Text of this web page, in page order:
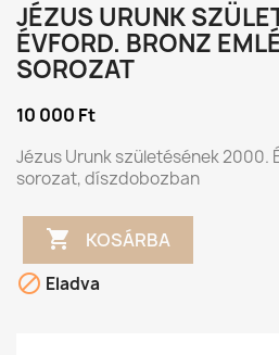
JÉZUS URUNK
ÉVFORD. BRONZ
SOROZAT
10 000 Ft
Jézus Urunk születésének 2000.
sorozat, díszdobozban
 KOSÁRBA
 Eladva